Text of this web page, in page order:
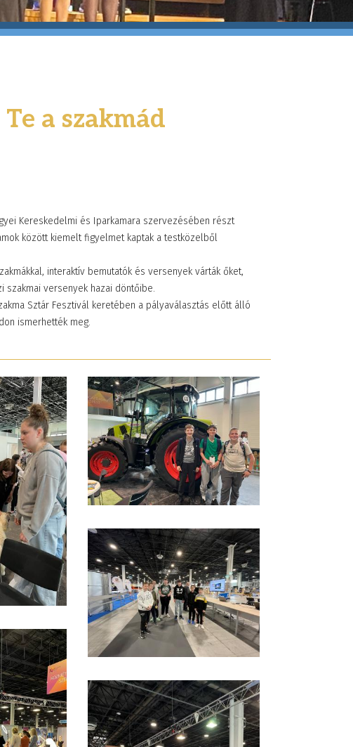
Német nyelvi tábor
Steiermarkban
2026. május 28. 10:33
Együtt, lendületben
Teljesítménytúrával
ünnepeltük a
Sport Napját
2026. május 26. 15:34
a szakmád
Kereskedelmi és Iparkamara szervezésében részt
között kiemelt figyelmet kaptak a testközelből
interaktív bemutatók és versenyek várták őket,
versenyek hazai döntőibe.
Sztár Fesztivál keretében a pályaválasztás előtt álló
ismerhették meg.